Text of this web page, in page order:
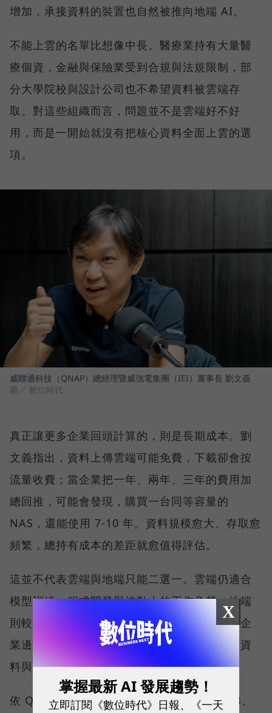
增加，承接資料的裝置也自然被推向地端 AI。
不能上雲的名單比想像中長。醫療業持有大量醫
療個資，金融與保險業受到合規與法規限制，部
分大學院校與設計公司也不希望資料被雲端存
取。對這些組織而言，問題並不是雲端好不好
用，而是一開始就沒有把核心資料全面上雲的選
項。
威聯通科技（QNAP）總經理暨威強電集團（IEI）董事長 劉文義
圖／ 數位時代
真正讓更多企業回頭計算的，則是長期成本。劉
文義指出，資料上傳雲端可能免費，下載卻會按
流量收費；當企業把一年、兩年、三年的費用加
總回推，可能會發現，購買一台同等容量的
NAS，還能使用 7-10 年。資料規模愈大、存取愈
頻繁，總持有成本的差距就愈值得評估。
這並不代表雲端與地端只能二選一。雲端仍適合
模型訓練、程式開發與波動大的工作負載；地端
則較適合高頻存取、對延遲敏感，或不能離開企
業邊界的資料。企業真正要回答的，是每一類資
料與任務應該放在哪裡。
依 QNAP 觀察，客戶過去關心的是需要幾 TB、
X
掌握最新 AI 發展趨勢！
立即訂閱《數位時代》日報、《一天